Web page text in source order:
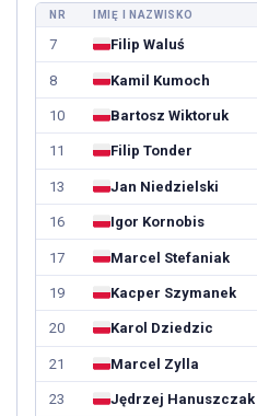
NR IMIĘ I NAZWISKO
7 Filip Waluś
8 Kamil Kumoch
10 Bartosz Wiktoruk
11 Filip Tonder
13 Jan Niedzielski
16 Igor Kornobis
17 Marcel Stefaniak
19 Kacper Szymanek
20 Karol Dziedzic
21 Marcel Zylla
23 Jędrzej Hanuszczak